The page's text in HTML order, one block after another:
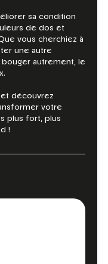
sa condition
de dos et
vous cherchiez à
une autre
autrement, le
et découvrez
votre
plus fort, plus
!